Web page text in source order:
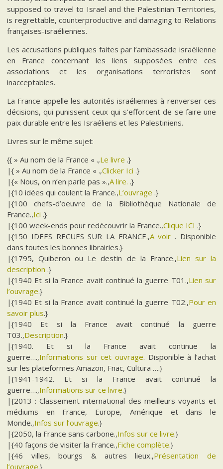
supposed to travel to Israel and the Palestinian Territories,
is regrettable, counterproductive and damaging to Relations
françaises-israéliennes.
Les accusations publiques faites par l’ambassade israélienne
en France concernant les liens supposées entre ces
associations et les organisations terroristes sont
inacceptables.
La France appelle les autorités israéliennes à renverser ces
décisions, qui punissent ceux qui s’efforcent de se faire une
paix durable entre les Israéliens et les Palestiniens.
Livres sur le même sujet:
{{ » Au nom de la France « .,Le livre .}
|{ » Au nom de la France « .,Clicker Ici .}
|{« Nous, on n’en parle pas ».,A lire. .}
|{10 idées qui coulent la France.,L’ouvrage .}
|{100 chefs-d’oeuvre de la Bibliothèque Nationale de
France.,Ici .}
|{100 week-ends pour redécouvrir la France.,Clique ICI .}
|{150 IDEES RECUES SUR LA FRANCE.,A voir . Disponible
dans toutes les bonnes librairies.}
|{1795, Quiberon ou Le destin de la France.,Lien sur la
description .}
|{1940 Et si la France avait continué la guerre T01.,Lien sur
l’ouvrage.}
|{1940 Et si la France avait continué la guerre T02.,Pour en
savoir plus.}
|{1940 Et si la France avait continué la guerre
T03.,Description.}
|{1940. Et si la France avait continue la
guerre….,Informations sur cet ouvrage. Disponible à l’achat
sur les plateformes Amazon, Fnac, Cultura ….}
|{1941-1942. Et si la France avait continué la
guerre….,Informations sur ce livre.}
|{2013 : Classement international des meilleurs voyants et
médiums en France, Europe, Amérique et dans le
Monde.,Infos sur l’ouvrage.}
|{2050, la France sans carbone.,Infos sur ce livre.}
|{40 façons de visiter la France.,Fiche complète.}
|{46 villes, bourgs & autres lieux.,Présentation de
l’ouvrage.}